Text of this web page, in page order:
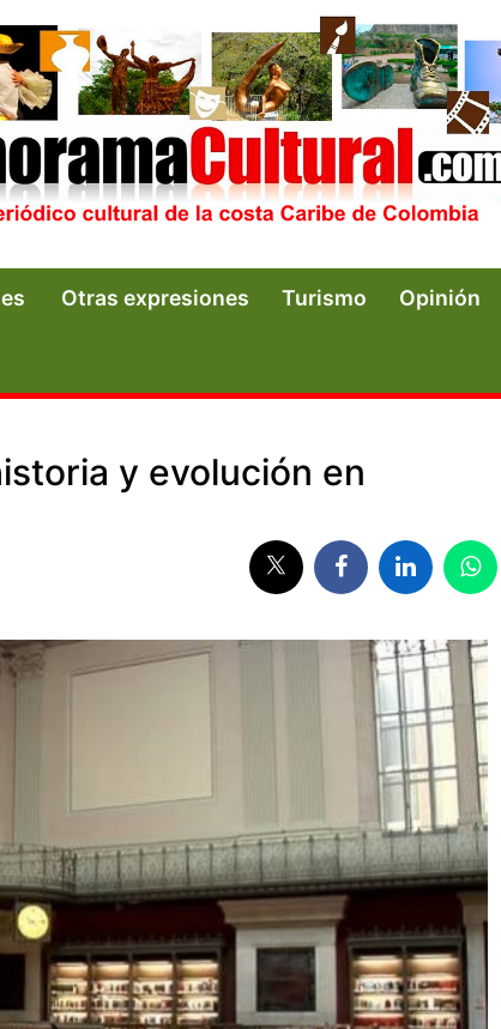
Otras expresiones Turismo Opinión
y evolución en